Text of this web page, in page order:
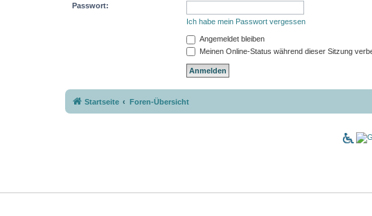
Passwort:
Ich habe mein Passwort vergessen
Angemeldet bleiben
Meinen Online-Status während dieser Sitzung
Startseite Foren-Übersicht